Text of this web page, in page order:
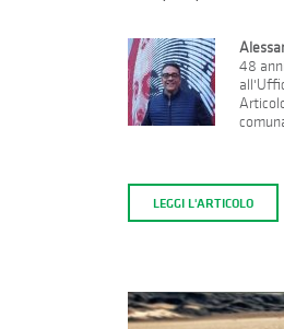
48
LEGGI L'ARTICOLO